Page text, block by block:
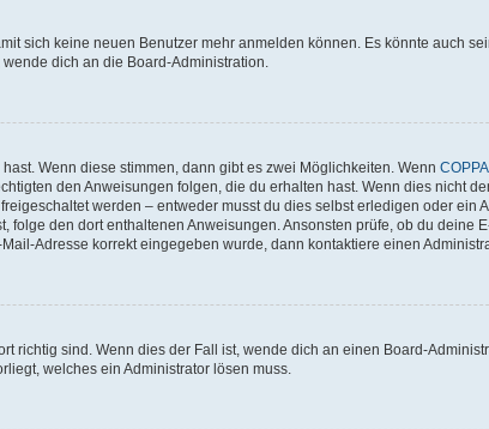
sich keine neuen Benutzer mehr anmelden können. Es könnte auch
dich an die Board-Administration.
Wenn diese stimmen, dann gibt es zwei Möglichkeiten. Wenn COPPA
den Anweisungen folgen, die du erhalten hast. Wenn dies nicht
werden – entweder musst du dies selbst erledigen oder ein
den dort enthaltenen Anweisungen. Ansonsten prüfe, ob du deine
Adresse korrekt eingegeben wurde, dann kontaktiere einen
richtig sind. Wenn dies der Fall ist, wende dich an einen Board-
welches ein Administrator lösen muss.